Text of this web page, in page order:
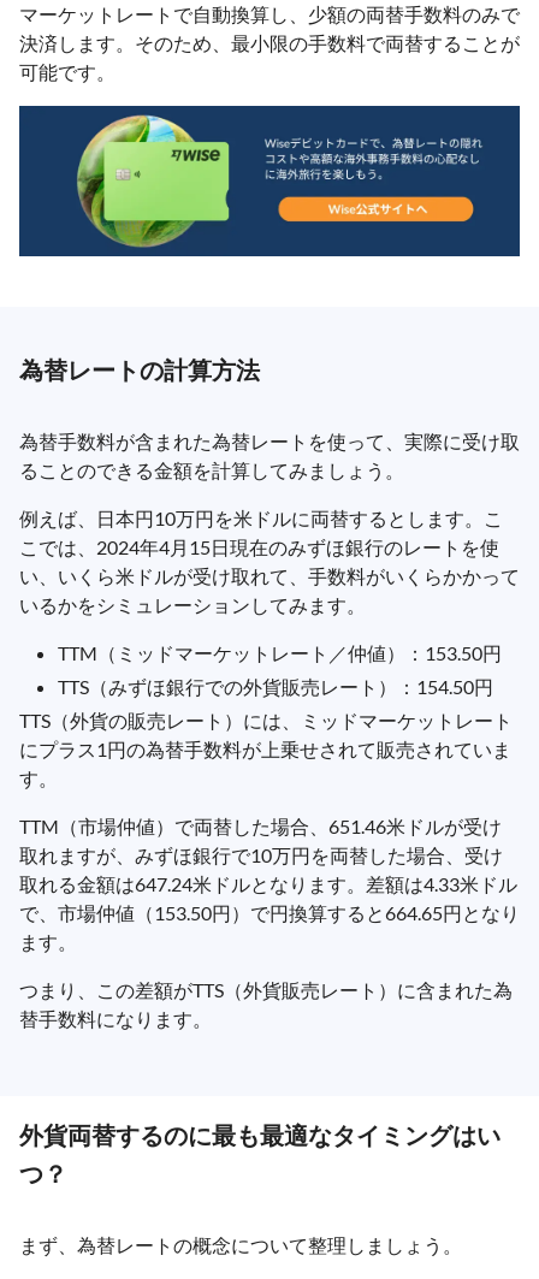
マーケットレートで自動換算し、少額の両替手数料のみで
決済します。そのため、最小限の手数料で両替することが
可能です。
為替レートの計算方法
為替手数料が含まれた為替レートを使って、実際に受け取
ることのできる金額を計算してみましょう。
例えば、日本円10万円を米ドルに両替するとします。こ
こでは、2024年4月15日現在のみずほ銀行のレートを使
い、いくら米ドルが受け取れて、手数料がいくらかかって
いるかをシミュレーションしてみます。
TTM（ミッドマーケットレート／仲値）：153.50円
TTS（みずほ銀行での外貨販売レート）：154.50円
TTS（外貨の販売レート）には、ミッドマーケットレート
にプラス1円の為替手数料が上乗せされて販売されていま
す。
TTM（市場仲値）で両替した場合、651.46米ドルが受け
取れますが、みずほ銀行で10万円を両替した場合、受け
取れる金額は647.24米ドルとなります。差額は4.33米ドル
で、市場仲値（153.50円）で円換算すると664.65円となり
ます。
つまり、この差額がTTS（外貨販売レート）に含まれた為
替手数料になります。
外貨両替するのに最も最適なタイミングはい
つ？
まず、為替レートの概念について整理しましょう。